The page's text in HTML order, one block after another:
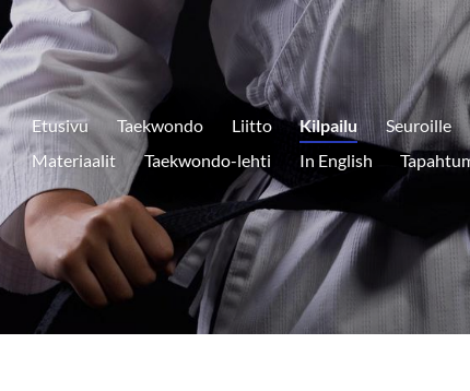
Etusivu Taekwondo Liitto Kilpailu Seuroille
Materiaalit
Taekwondo-lehti In English